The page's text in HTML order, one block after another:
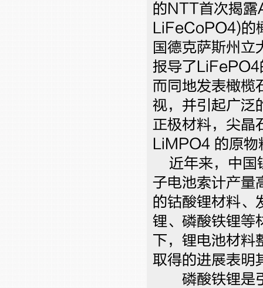
的NTT首次揭
LiFeCoPO4)的
国德克萨斯州
报导了LiFePO4
而同地发表橄榄
视，并引起广泛
正极材料，尖
LiMPO4 的原
近年来，中国
子电池索计产量
的钴酸锂材料、
锂、磷酸铁锂等
下，锂电池材料
取得的进展表明
磷酸铁锂是引